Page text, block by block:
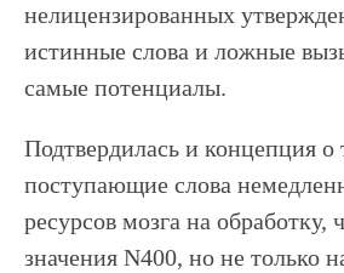
нелицензированных
истинные слова и ложные
самые потенциалы.
Подтвердилась и концепция о
поступающие слова
ресурсов мозга на обработку,
значения N400, но не только